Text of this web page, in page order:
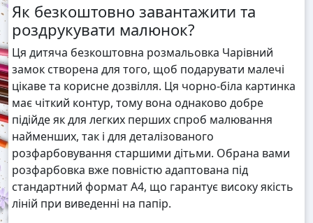
Як безкоштовно завантажити та
роздрукувати малюнок?
Ця дитяча безкоштовна розмальовка Чарівний
замок створена для того, щоб подарувати малечі
цікаве та корисне дозвілля. Ця чорно-біла картинка
має чіткий контур, тому вона однаково добре
підійде як для легких перших спроб малювання
найменших, так і для деталізованого
розфарбовування старшими дітьми. Обрана вами
розфарбовка вже повністю адаптована під
стандартний формат А4, що гарантує високу якість
ліній при виведенні на папір.